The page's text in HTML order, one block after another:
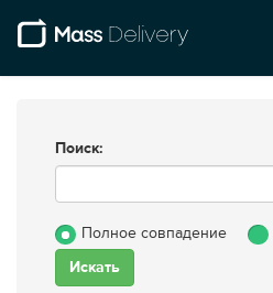
Поиск:
Полное совпадение